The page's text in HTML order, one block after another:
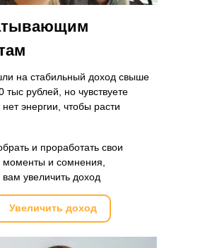
на стабильный доход свыше
тыс рублей, но чувствуете
энергии, чтобы расти
Увеличить доход
и проработать свои
моменты и сомнения,
увеличить доход